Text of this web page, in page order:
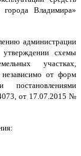
Владимира»
администрации
схемы
участках,
от форм
постановлениями
от 17.07.2015 №